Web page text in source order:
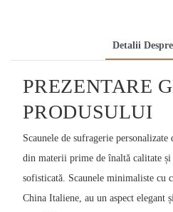
Detalii
PREZENTARE
PRODUSULUI
Scaunele de sufragerie
din materii prime de înaltă calitate
sofisticată. Scaunele minimaliste cu
China Italiene, au un aspect elegant